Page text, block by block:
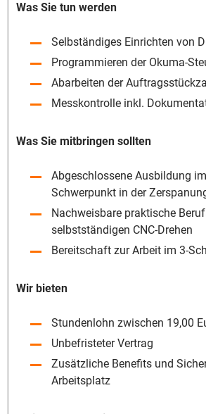
Was Sie tun werden
Selbständiges Einrichten von
Programmieren der Okuma-
Abarbeiten der
Messkontrolle inkl.
Was Sie mitbringen sollten
Abgeschlossene Ausbildung
Schwerpunkt in der
Nachweisbare praktische
selbstständigen CNC-Drehen
Bereitschaft zur Arbeit im 3-
Wir bieten
Stundenlohn zwischen 19,00
Unbefristeter Vertrag
Zusätzliche Benefits und
Arbeitsplatz